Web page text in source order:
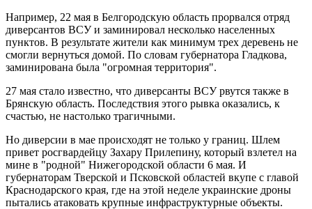
Например, 22 мая в Белгородскую область прорвался отряд
диверсантов ВСУ и заминировал несколько населенных
пунктов. В результате жители как минимум трех деревень не
смогли вернуться домой. По словам губернатора Гладкова,
заминирована была "огромная территория".
27 мая стало известно, что диверсанты ВСУ рвутся также в
Брянскую область. Последствия этого рывка оказались, к
счастью, не настолько трагичными.
Но диверсии в мае происходят не только у границ. Шлем
привет росгвардейцу Захару Прилепину, который взлетел на
мине в "родной" Нижегородской области 6 мая. И
губернаторам Тверской и Псковской областей вкупе с главой
Краснодарского края, где на этой неделе украинские дроны
пытались атаковать крупные инфраструктурные объекты.